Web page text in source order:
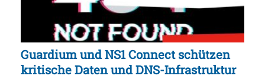
Guardium und NS1 Connect schützen
kritische Daten und DNS-Infrastruktur